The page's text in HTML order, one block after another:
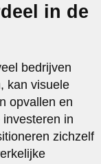
in de
bedrijven
kan visuele
opvallen en
in
zichzelf